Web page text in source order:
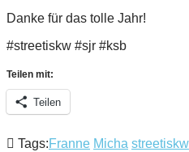
Danke für das tolle Jahr!
#streetiskw #sjr #ksb
Teilen mit:
Teilen
Tags:Franne Micha streetiskw